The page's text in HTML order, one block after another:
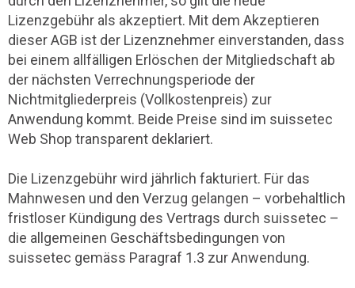
Lizenzgebühr als akzeptiert. Mit dem Akzeptieren
dieser AGB ist der Lizenznehmer einverstanden, dass
bei einem allfälligen Erlöschen der Mitgliedschaft ab
der nächsten Verrechnungsperiode der
Nichtmitgliederpreis (Vollkostenpreis) zur
Anwendung kommt. Beide Preise sind im suissetec
Web Shop transparent deklariert.
Die Lizenzgebühr wird jährlich fakturiert. Für das
Mahnwesen und den Verzug gelangen – vorbehaltlich
fristloser Kündigung des Vertrags durch suissetec –
die allgemeinen Geschäftsbedingungen von
suissetec gemäss Paragraf 1.3 zur Anwendung.